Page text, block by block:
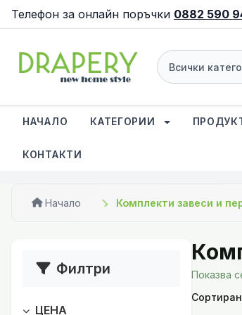
Телефон за онлайн поръчки 0882 590
Всички
НАЧАЛО КАТЕГОРИИ
КОНТАКТИ
Начало Комплекти завеси и
Филтри
ЦЕНА
Показва